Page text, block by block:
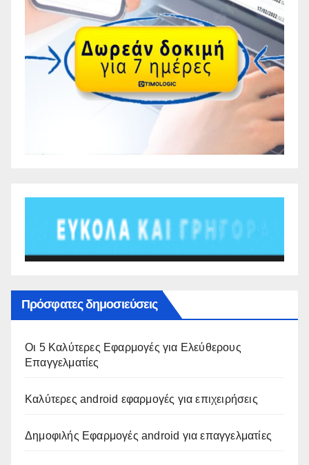
Πρόσφατες δημοσιεύσεις
Οι 5 Καλύτερες Εφαρμογές για Ελεύθερους
Επαγγελματίες
Καλύτερες android εφαρμογές για επιχειρήσεις
Δημοφιλής Εφαρμογές android για επαγγελματίες